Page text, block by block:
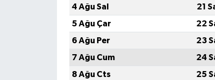
4 Ağu Sal
21
5 Ağu Çar
22
6 Ağu Per
23
7 Ağu Cum
24
8 Ağu Cts
25